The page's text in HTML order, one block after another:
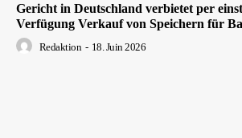
Gericht in Deutschland verbietet per
Verfügung Verkauf von Speichern für
Redaktion - 18. Juin 2026